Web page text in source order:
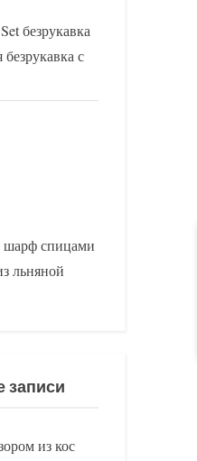
безрукавка
с
шарф спицами
льняной
записи
из кос